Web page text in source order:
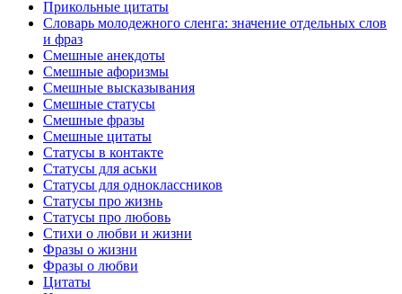
Прикольные цитаты
Словарь молодежного сленга: значение отдельных слов
и фраз
Смешные анекдоты
Смешные афоризмы
Смешные высказывания
Смешные статусы
Смешные фразы
Смешные цитаты
Статусы в контакте
Статусы для аськи
Статусы для одноклассников
Статусы про жизнь
Статусы про любовь
Стихи о любви и жизни
Фразы о жизни
Фразы о любви
Цитаты